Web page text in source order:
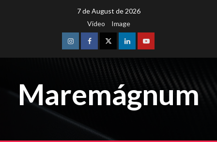
7 de August de 2026
Video
Image
InstagramFacebookTwitterLinkedinYoutube
Maremágnum